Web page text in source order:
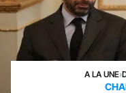
A LA UNE›